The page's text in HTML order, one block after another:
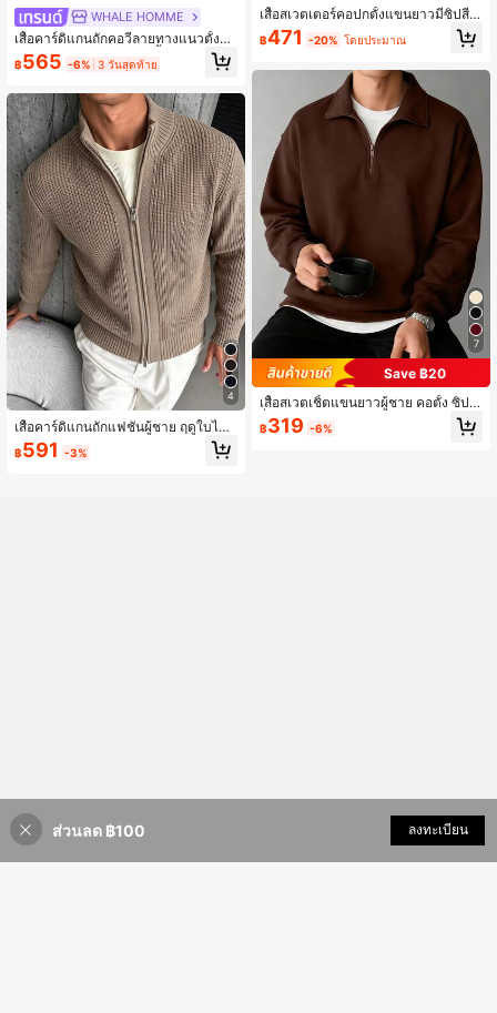
WHALE HOMME
เสื้อคาร์ดิแกนถักคอวีลายทางแนวตั้งแ
บบวินเทจสำหรับผู้ชาย สีพื้น ทรงหลวม
แขนยาว บาง สไตล์ลำลอง อเนกประสง
฿565 -6% 3 วันสุดท้าย
4
เสื้อคาร์ดิแกนถักแฟชั่นผู้ชาย ฤดูใบไม้ร่
วง/ฤดูหนาว ดีไซน์ซิปคู่
฿591 -3%
เสื้อสเวตเตอร์คอปกตั้งแขนยาวมีซิปสีพื้
นสำหรับผู้ชาย, อเนกประสงค์และเหมาะ
กับการเดินทาง, ฤดูใบไม้ร่วง/ฤดูหนาว
฿471 -20% โดยประมาณ
7
Save ฿20
เสื้อสเวตเชิ้ตแขนยาวผู้ชาย คอตั้ง ซิปค
รึ่งตัว ลำลอง ใส่ได้หลากหลาย สำหรับฤ
ดูใบไม้ร่วง/ฤดูหนาว
฿319 -6%
ส่วนลด ฿100 ลงทะเบียน